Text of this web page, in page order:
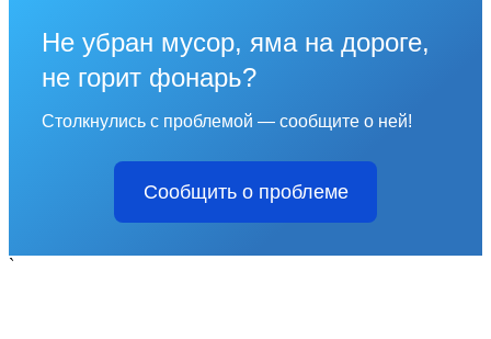
Не убран мусор, яма на дороге,
не горит фонарь?
Столкнулись с проблемой — сообщите о ней!
Сообщить о проблеме
`